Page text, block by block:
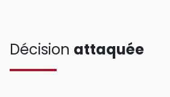
Décision attaquée